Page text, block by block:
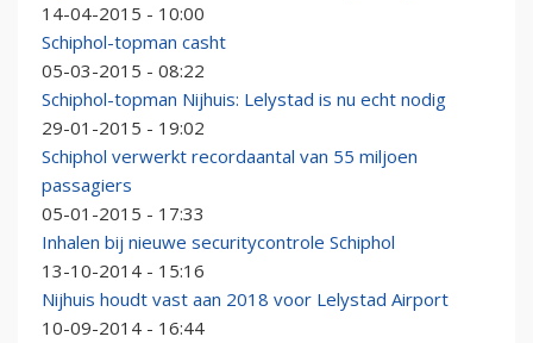
14-04-2015 - 10:00
Schiphol-topman casht
05-03-2015 - 08:22
Schiphol-topman Nijhuis: Lelystad is nu echt nodig
29-01-2015 - 19:02
Schiphol verwerkt recordaantal van 55 miljoen
passagiers
05-01-2015 - 17:33
Inhalen bij nieuwe securitycontrole Schiphol
13-10-2014 - 15:16
Nijhuis houdt vast aan 2018 voor Lelystad Airport
10-09-2014 - 16:44